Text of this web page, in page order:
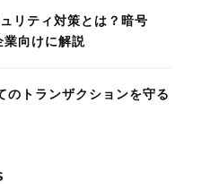
リティ対策とは？暗号
向けに解説
のトランザクションを守る